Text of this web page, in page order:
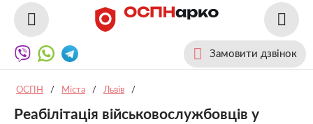
Замовити дзвінок
ОСПН / Міста / Львів /
Реабілітація військовослужбовців у